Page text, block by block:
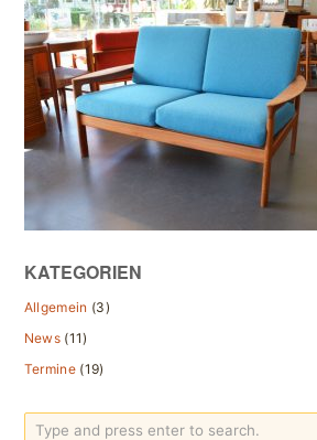
KATEGORIEN
Allgemein (3)
News (11)
Termine (19)